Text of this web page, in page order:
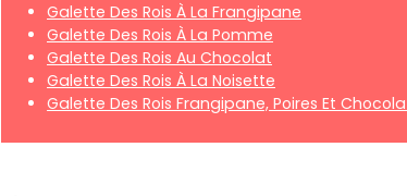
Galette Des Rois À La Frangipane
Galette Des Rois À La Pomme
Galette Des Rois Au Chocolat
Galette Des Rois À La Noisette
Galette Des Rois Frangipane, Poires Et